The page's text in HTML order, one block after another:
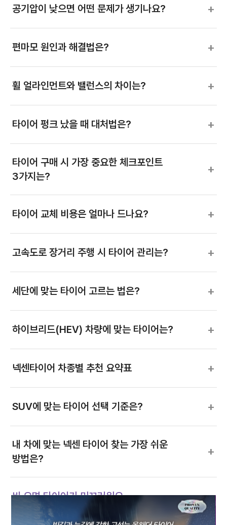
공기압이 낮으면 어떤 문제가 생기나요? +
편마모 원인과 해결법은? +
휠 얼라인먼트와 밸런스의 차이는? +
타이어 펑크 났을 때 대처법은? +
타이어 구매 시 가장 중요한 체크포인트
3가지는?
+
타이어 교체 비용은 얼마나 드나요? +
고속도로 장거리 주행 시 타이어 관리는? +
세단에 맞는 타이어 고르는 법은? +
하이브리드(HEV) 차량에 맞는 타이어는? +
넥센타이어 차종별 추천 요약표 +
SUV에 맞는 타이어 선택 기준은? +
내 차에 맞는 넥센 타이어 찾는 가장 쉬운
방법은?
+
비 오면 타이어가 미끄러워요 −
빗길에서 타이어가 미끄러지는 주요 원인과 예방법은 다음과